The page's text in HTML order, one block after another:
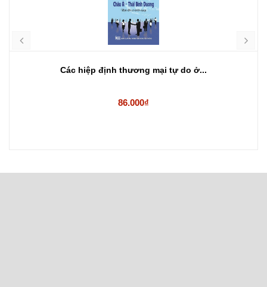
Các hiệp định thương mại tự do ở...
86.000₫